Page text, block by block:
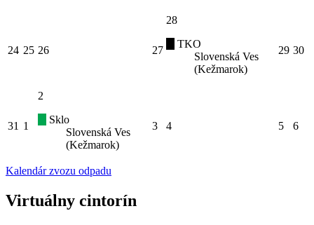
24 25 26 27
28
TKO
Slovenská Ves
(Kežmarok)
29 30
31 1
2
Sklo
Slovenská Ves
(Kežmarok)
3 4 5 6
Kalendár zvozu odpadu
Virtuálny cintorín